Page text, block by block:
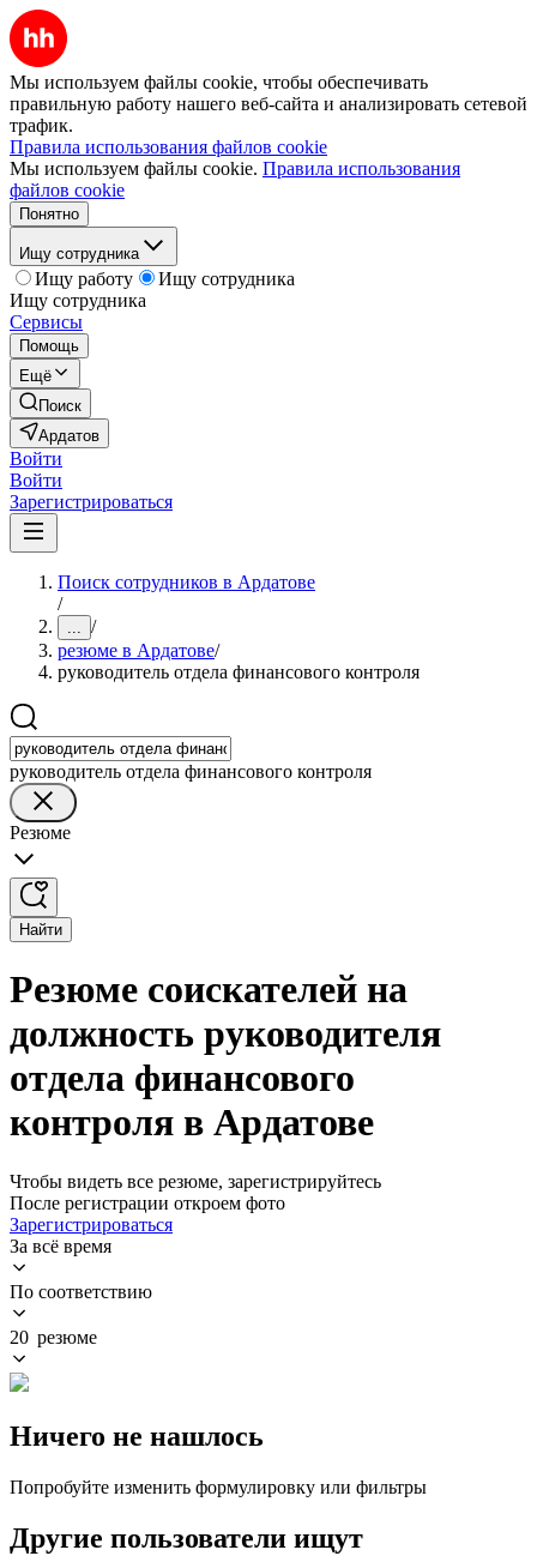
Мы используем файлы cookie, чтобы обеспечивать
правильную работу нашего веб-сайта и анализировать сетевой
трафик.
Правила использования файлов cookie
Мы используем файлы cookie. Правила использования
файлов cookie
Понятно
Ищу сотрудника
Ищу работу
Ищу сотрудника
Ищу сотрудника
Сервисы
Помощь
Ещё
Поиск
Ардатов
Войти
Войти
Зарегистрироваться
Поиск сотрудников в Ардатове
/
... /
резюме в Ардатове/
руководитель отдела финансового контроля
руководитель отдела финансового контроля
Резюме
Найти
Резюме соискателей на
должность руководителя
отдела финансового
контроля в Ардатове
Чтобы видеть все резюме, зарегистрируйтесь
После регистрации откроем фото
Зарегистрироваться
За всё время
По соответствию
20 резюме
Ничего не нашлось
Попробуйте изменить формулировку или фильтры
Другие пользователи ищут